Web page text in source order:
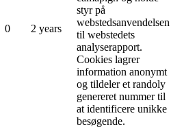
0 2 years
styr på
webstedsanvendelsen
til webstedets
analyserapport.
Cookies lagrer
information anonymt
og tildeler et randoly
genereret nummer til
at identificere unikke
besøgende.